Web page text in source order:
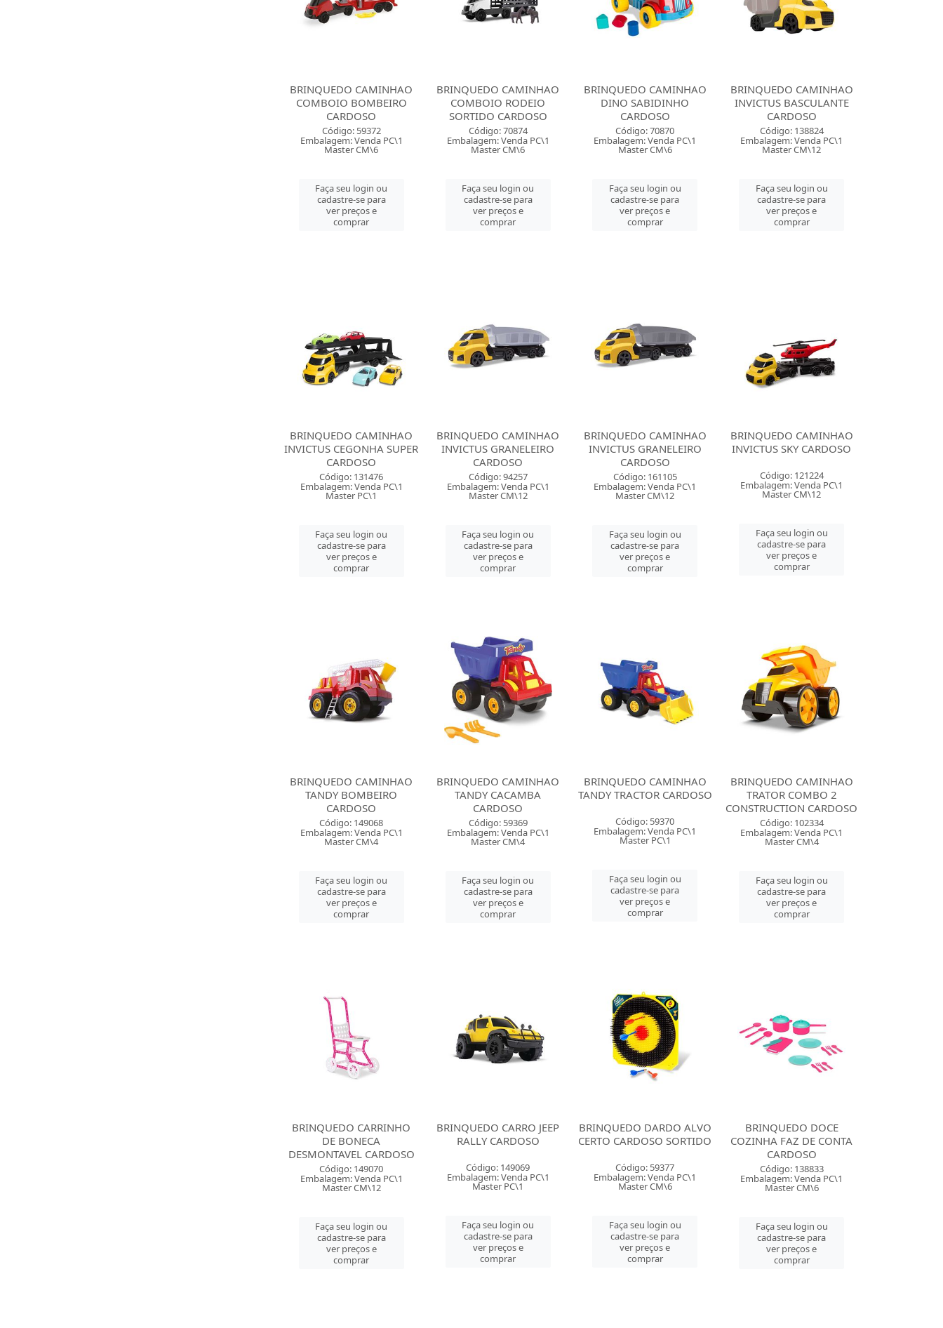
BRINQUEDO CAMINHAO
COMBOIO BOMBEIRO
CARDOSO
Código: 59372
Embalagem: Venda PC\1
Master CM\6
Faça seu login ou
cadastre-se para
ver preços e
comprar
BRINQUEDO CAMINHAO
COMBOIO RODEIO
SORTIDO CARDOSO
Código: 70874
Embalagem: Venda PC\1
Master CM\6
Faça seu login ou
cadastre-se para
ver preços e
comprar
BRINQUEDO CAMINHAO
DINO SABIDINHO
CARDOSO
Código: 70870
Embalagem: Venda PC\1
Master CM\6
Faça seu login ou
cadastre-se para
ver preços e
comprar
BRINQUEDO CAMINHAO
INVICTUS BASCULANTE
CARDOSO
Código: 138824
Embalagem: Venda PC\1
Master CM\12
Faça seu login ou
cadastre-se para
ver preços e
comprar
BRINQUEDO CAMINHAO
INVICTUS CEGONHA SUPER
CARDOSO
Código: 131476
Embalagem: Venda PC\1
Master PC\1
Faça seu login ou
cadastre-se para
ver preços e
comprar
BRINQUEDO CAMINHAO
INVICTUS GRANELEIRO
CARDOSO
Código: 94257
Embalagem: Venda PC\1
Master CM\12
Faça seu login ou
cadastre-se para
ver preços e
comprar
BRINQUEDO CAMINHAO
INVICTUS GRANELEIRO
CARDOSO
Código: 161105
Embalagem: Venda PC\1
Master CM\12
Faça seu login ou
cadastre-se para
ver preços e
comprar
BRINQUEDO CAMINHAO
INVICTUS SKY CARDOSO
Código: 121224
Embalagem: Venda PC\1
Master CM\12
Faça seu login ou
cadastre-se para
ver preços e
comprar
BRINQUEDO CAMINHAO
TANDY BOMBEIRO
CARDOSO
Código: 149068
Embalagem: Venda PC\1
Master CM\4
Faça seu login ou
cadastre-se para
ver preços e
comprar
BRINQUEDO CAMINHAO
TANDY CACAMBA
CARDOSO
Código: 59369
Embalagem: Venda PC\1
Master CM\4
Faça seu login ou
cadastre-se para
ver preços e
comprar
BRINQUEDO CAMINHAO
TANDY TRACTOR CARDOSO
Código: 59370
Embalagem: Venda PC\1
Master PC\1
Faça seu login ou
cadastre-se para
ver preços e
comprar
BRINQUEDO CAMINHAO
TRATOR COMBO 2
CONSTRUCTION CARDOSO
Código: 102334
Embalagem: Venda PC\1
Master CM\4
Faça seu login ou
cadastre-se para
ver preços e
comprar
BRINQUEDO CARRINHO
DE BONECA
DESMONTAVEL CARDOSO
Código: 149070
Embalagem: Venda PC\1
Master CM\12
Faça seu login ou
cadastre-se para
ver preços e
comprar
BRINQUEDO CARRO JEEP
RALLY CARDOSO
Código: 149069
Embalagem: Venda PC\1
Master PC\1
Faça seu login ou
cadastre-se para
ver preços e
comprar
BRINQUEDO DARDO ALVO
CERTO CARDOSO SORTIDO
Código: 59377
Embalagem: Venda PC\1
Master CM\6
Faça seu login ou
cadastre-se para
ver preços e
comprar
BRINQUEDO DOCE
COZINHA FAZ DE CONTA
CARDOSO
Código: 138833
Embalagem: Venda PC\1
Master CM\6
Faça seu login ou
cadastre-se para
ver preços e
comprar